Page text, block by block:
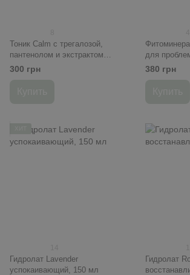
Тоник Calm с трегалозой,
пантенолом и экстрактом
василька, успокаивающий, 150
300 грн
для
380 грн
Гидролат Lavender
успокаивающий, 150 мл
Гидролат